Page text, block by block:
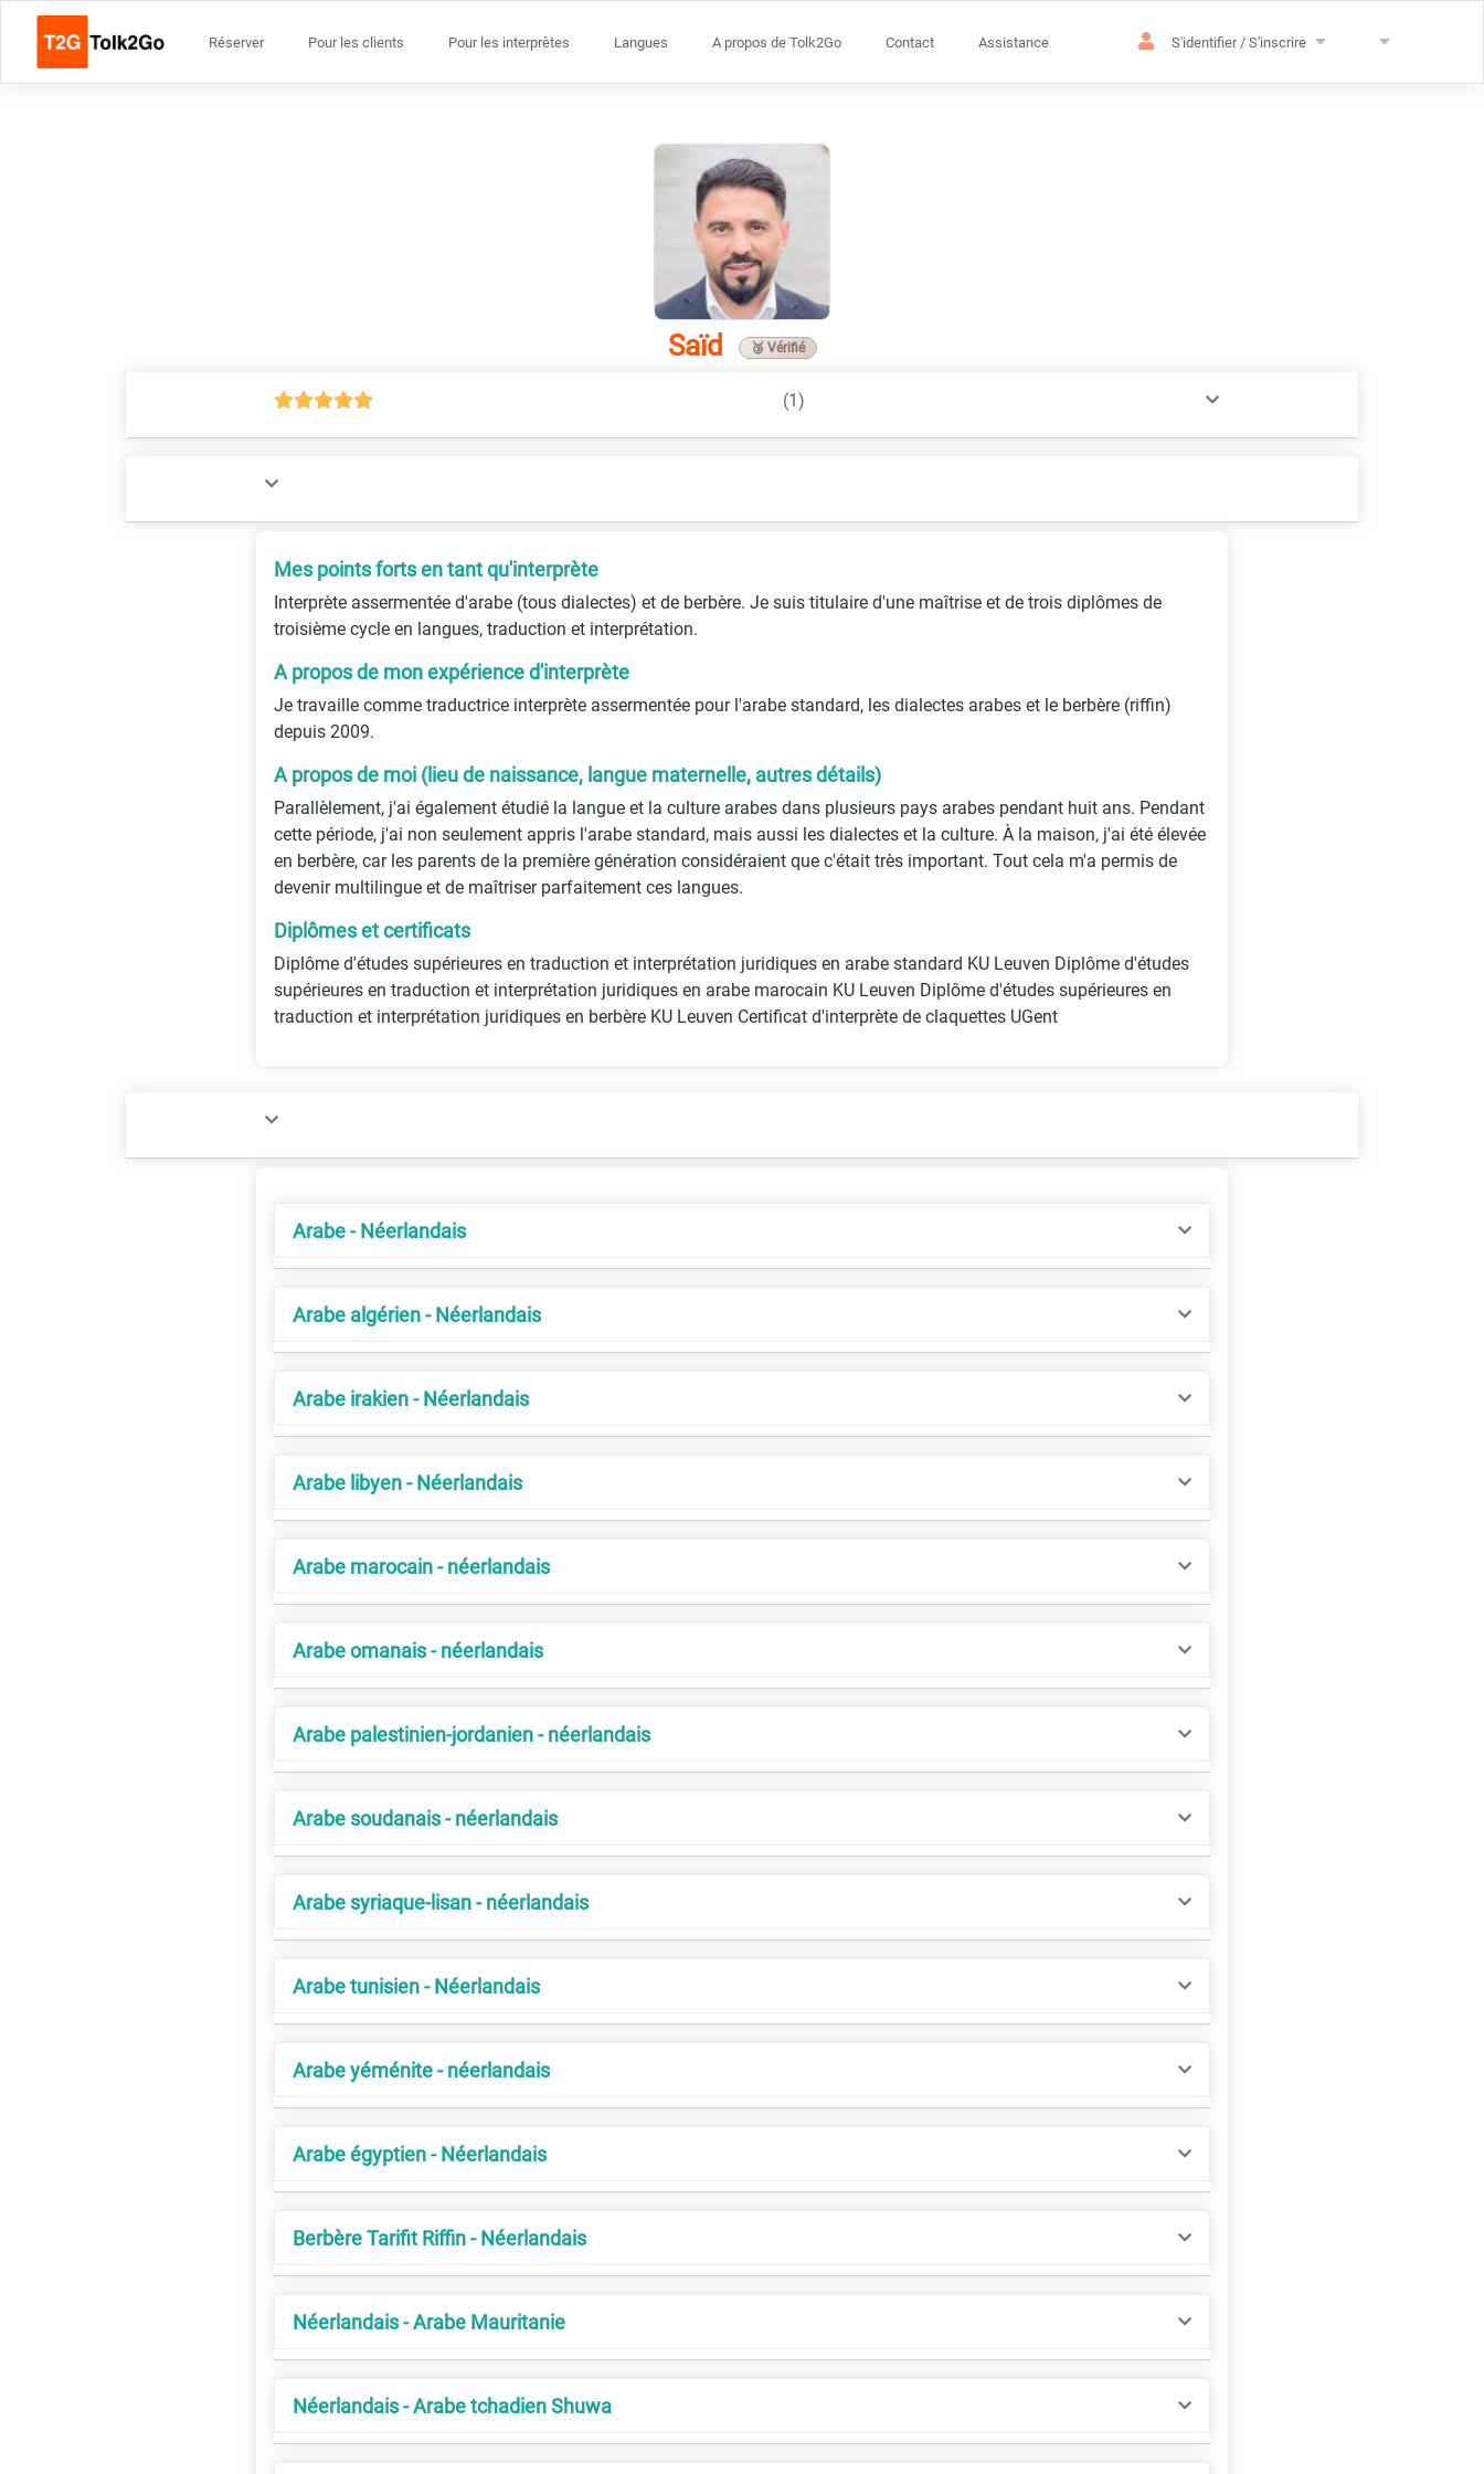
Réserver Pour les clients Pour les interprètes Langues A propos de Tolk2Go Contact Assistance S'identifier / S'inscrire
Saïd 🥉 Vérifié
(1)
Mes points forts en tant qu'interprète
Interprète assermentée d'arabe (tous dialectes) et de berbère. Je suis titulaire d'une maîtrise et de trois diplômes de
troisième cycle en langues, traduction et interprétation.
A propos de mon expérience d'interprète
Je travaille comme traductrice interprète assermentée pour l'arabe standard, les dialectes arabes et le berbère (riffin)
depuis 2009.
A propos de moi (lieu de naissance, langue maternelle, autres détails)
Parallèlement, j'ai également étudié la langue et la culture arabes dans plusieurs pays arabes pendant huit ans. Pendant
cette période, j'ai non seulement appris l'arabe standard, mais aussi les dialectes et la culture. À la maison, j'ai été élevée
en berbère, car les parents de la première génération considéraient que c'était très important. Tout cela m'a permis de
devenir multilingue et de maîtriser parfaitement ces langues.
Diplômes et certificats
Diplôme d'études supérieures en traduction et interprétation juridiques en arabe standard KU Leuven Diplôme d'études
supérieures en traduction et interprétation juridiques en arabe marocain KU Leuven Diplôme d'études supérieures en
traduction et interprétation juridiques en berbère KU Leuven Certificat d'interprète de claquettes UGent
Arabe - Néerlandais
Arabe algérien - Néerlandais
Arabe irakien - Néerlandais
Arabe libyen - Néerlandais
Arabe marocain - néerlandais
Arabe omanais - néerlandais
Arabe palestinien-jordanien - néerlandais
Arabe soudanais - néerlandais
Arabe syriaque-lisan - néerlandais
Arabe tunisien - Néerlandais
Arabe yéménite - néerlandais
Arabe égyptien - Néerlandais
Berbère Tarifit Riffin - Néerlandais
Néerlandais - Arabe Mauritanie
Néerlandais - Arabe tchadien Shuwa